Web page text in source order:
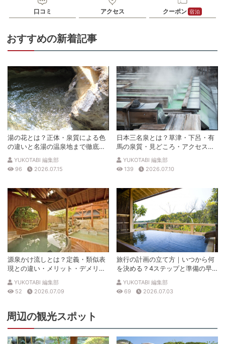
電話番号 0995571711
※ 掲載情報は変更になる場合があります。最新の内容はご利用前にご自身でお
問合せください。
※ 料金情報は税込・税抜表記が混ざっております。正しい金額はご利用前にご
口コミ アクセス クーポン 宿泊
おすすめの新着記事
湯の花とは？正体・泉質による色
の違いと名湯の温泉地まで徹底解
説
YUKOTABI 編集部
96
2026.07.15
日本三名泉とは？草津・下呂・有
馬の泉質・見どころ・アクセスを
徹底解説
YUKOTABI 編集部
139
2026.07.10
源泉かけ流しとは？定義・類似表
現との違い・メリット・デメリッ
トを解説
YUKOTABI 編集部
52
2026.07.09
旅行の計画の立て方｜いつから何
を決める？4ステップと準備の早
見表
YUKOTABI 編集部
69
2026.07.03
周辺の観光スポット